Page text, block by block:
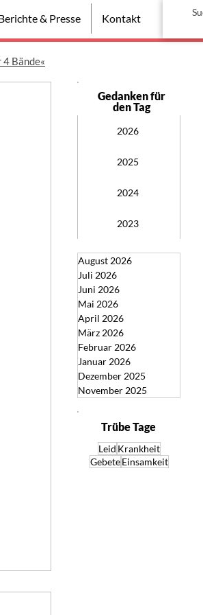
& Presse Kontakt
Gedanken für
den Tag
2026
2025
2024
2023
August 2026
Juli 2026
Juni 2026
Mai 2026
April 2026
März 2026
Februar 2026
Januar 2026
Dezember 2025
November 2025
Bände«
Trübe Tage
Leid Krankheit
Gebete Einsamkeit